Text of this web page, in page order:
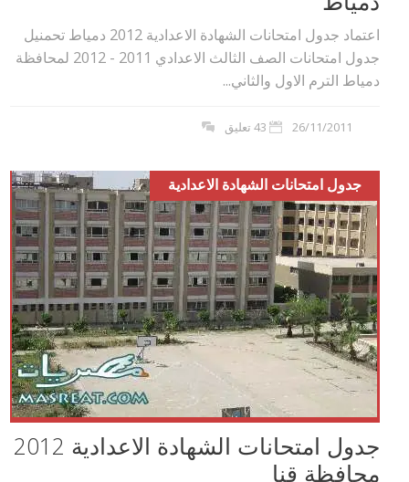
اعتماد جدول امتحانات الشهادة الاعدادية 2012 دمياط تحمنيل
جدول امتحانات الصف الثالث الاعدادي 2011 - 2012 لمحافظة
دمياط الترم الاول والثاني...
26/11/2011 43 تعليق
جدول امتحانات الشهادة الاعدادية
جدول امتحانات الشهادة الاعدادية 2012
محافظة قنا